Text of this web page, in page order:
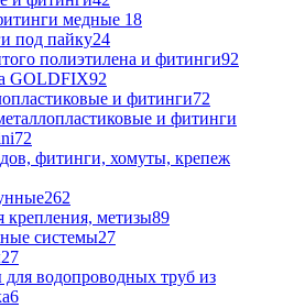
медные 18
под пайку24
полиэтилена и фитинги92
GOLDFIX92
и фитинги72
и фитинги
72
фитинги, хомуты, крепеж
262
крепления, метизы89
системы27
27
водопроводных труб из
6